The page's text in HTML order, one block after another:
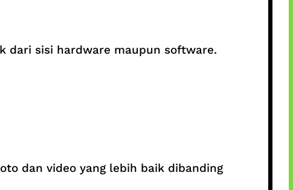
dari sisi hardware maupun software.
dan video yang lebih baik dibanding